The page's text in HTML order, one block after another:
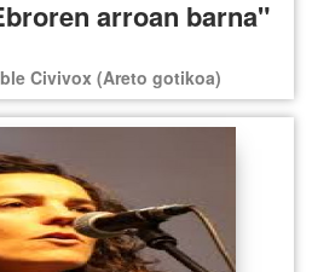
arroan barna"
Civivox (Areto gotikoa)